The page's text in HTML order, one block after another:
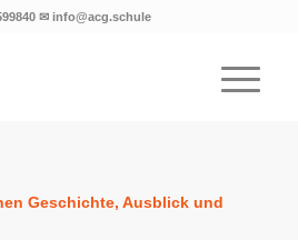
✉ info@acg.schule
Geschichte, Ausblick und